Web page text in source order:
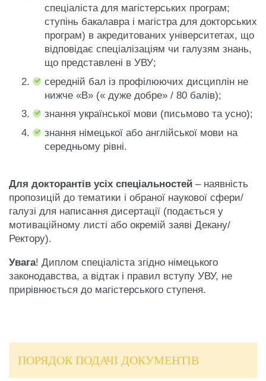
Проблеми
обмеження
здійснення прав
людини у державах
в Україні
4 кредити
Виборче право та
виборчі системи в
спеціаліста для магістерських програм;
ступінь бакалавра і магістра для докторських
програм) в акредитованих університетах, що
відповідає спеціалізаціям чи галузям знань,
що представлені в УВУ;
середній бал із профілюючих дисциплін не
нижче «В» (« дуже добре» / 80 балів);
знання української мови (письмово та усно);
знання німецької або англійської мови на
середньому рівні.
Для докторантів усіх спеціальностей – наявність
пропозицій до тематики і обраної наукової сфери/
галузі для написання дисертації (подається у
мотиваційному листі або окремій заяві Декану/
Ректору).
Увага! Диплом спеціаліста згідно німецького
законодавства, а відтак і правил вступу УВУ, не
прирівнюється до магістерського ступеня.
ПОРЯДОК ПОДАЧІ ДОКУМЕНТІВ